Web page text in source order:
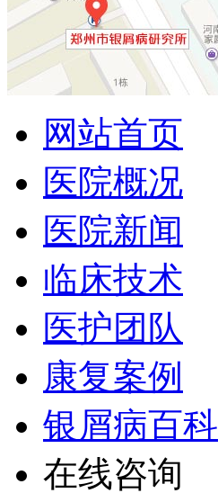
网站首页
医院概况
医院新闻
临床技术
医护团队
康复案例
银屑病百科
在线咨询